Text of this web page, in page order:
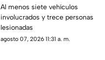
provocado por un
tráiler sin frenos HOY 7
de agosto en
Aguascalientes
Al menos siete vehículos
involucrados y trece personas
lesionadas
agosto 07, 2026 11:31 a. m.